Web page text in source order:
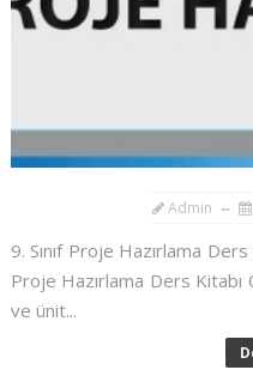
Admin
9. Sınıf Proje Hazırlama
Proje Hazırlama Ders Kitabı
ve ünit...